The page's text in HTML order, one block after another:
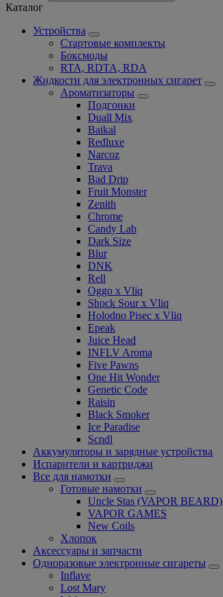
Каталог
Устройства
Стартовые комплекты
Боксмоды
RTA, RDTA, RDA
Жидкости для электронных сигарет
Ароматизаторы
Подгонки
Duall Mix
Baikal
Redluxe
Narcoz
Trava
Bad Drip
Fruit Monster
Zenith
Chrome
Candy Lab
Dark Size
Blur
DNK
Rell
Oggo x Vliq
Shock Sour x Vliq
Holodno Pisec x Vliq
Epeak
Juice Head
INFLV Aroma
Five Pawns
One Hit Wonder
Genetic Code
Raisin
Black Smoker
Ice Paradise
Scndl
Аккумуляторы и зарядные устройства
Испарители и картриджи
Все для намотки
Готовые намотки
Uncle Stas (VAPOR BEARD)
VAPOR GAMES
New Coils
Хлопок
Аксессуары и запчасти
Одноразовые электронные сигареты
Inflave
Lost Mary